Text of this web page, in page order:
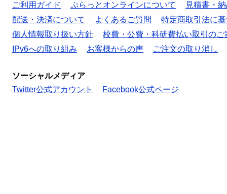
ご利用ガイド
ぷらっとオンラインについて
見積書・
配送・決済について
よくあるご質問
特定商取引法に
個人情報取り扱い方針
校費・公費・科研費払い取引のご
IPv6への取り組み
お客様からの声 ご注文の取り消し
ソーシャルメディア
Twitter公式アカウント
Facebook公式ページ